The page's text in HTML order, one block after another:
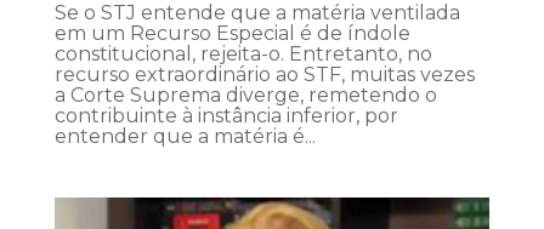
Se o STJ entende que a matéria ventilada
em um Recurso Especial é de índole
constitucional, rejeita-o. Entretanto, no
recurso extraordinário ao STF, muitas vezes
a Corte Suprema diverge, remetendo o
contribuinte à instância inferior, por
entender que a matéria é...